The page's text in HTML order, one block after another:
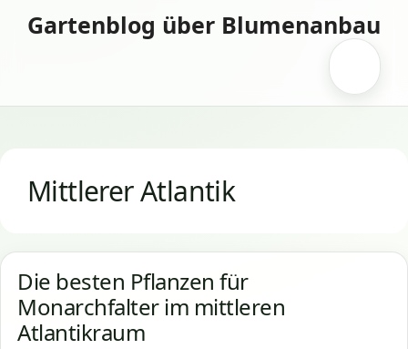
InhaltGartenblog über Blumenanbau
Mittlerer Atlantik
Die besten Pflanzen für
Monarchfalter im mittleren
Atlantikraum